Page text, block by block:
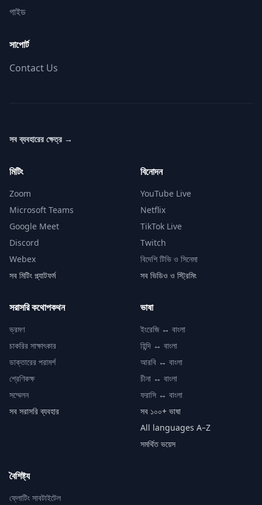
গাইড
সাপোর্ট
Contact Us
সব ব্যবহারের ক্ষেত্র →
মিটিং
Zoom
Microsoft Teams
Google Meet
Discord
Webex
সব মিটিং প্ল্যাটফর্ম
বিনোদন
YouTube Live
Netflix
TikTok Live
Twitch
বিদেশি টিভি ও সিনেমা
সব ভিডিও ও স্ট্রিমিং
সরাসরি কথোপকথন
ভ্রমণ
চাকরির সাক্ষাৎকার
ডাক্তারের পরামর্শ
শ্রেণিকক্ষ
সম্মেলন
সব সরাসরি ব্যবহার
ভাষা
ইংরেজি ↔ বাংলা
হিন্দি ↔ বাংলা
আরবি ↔ বাংলা
চীনা ↔ বাংলা
ফরাসি ↔ বাংলা
সব ১০০+ ভাষা
All languages A–Z
সমর্থিত ভয়েস
বৈশিষ্ট্য
ফ্লোটিং সাবটাইটেল